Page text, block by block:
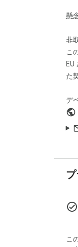
プ
備
翻
し
懸
デ
非
こ
EU
た
こ